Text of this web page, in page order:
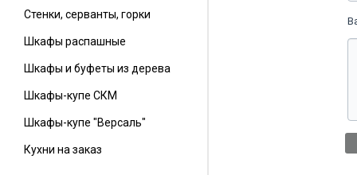
Стенки, серванты, горки
Шкафы распашные
Шкафы и буфеты из дерева
Шкафы-купе СКМ
Шкафы-купе "Версаль"
Кухни на заказ